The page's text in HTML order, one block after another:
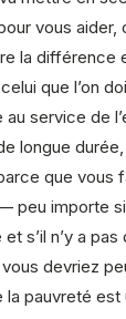
vous aider,
la différence
que l’on
service de
longue durée,
que vous
peu importe
s’il n’y a pas
devriez
la pauvreté est